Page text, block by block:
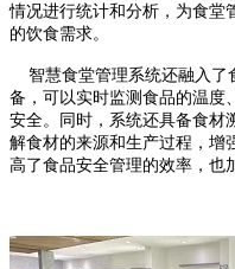
情况进行统计和分析，为食堂
的饮食需求。
智慧食堂管理系统还融入了
备，可以实时监测食品的温度
安全。同时，系统还具备食材
解食材的来源和生产过程，增
高了食品安全管理的效率，也